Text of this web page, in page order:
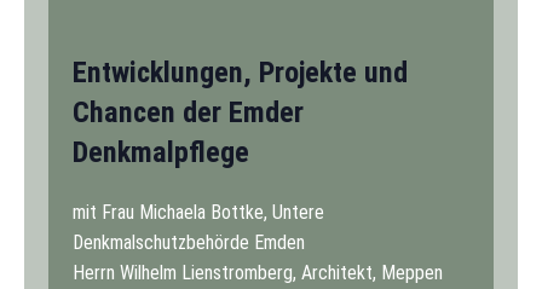
Entwicklungen, Projekte und
Chancen der Emder
Denkmalpflege
mit Frau Michaela Bottke, Untere
Denkmalschutzbehörde Emden
Herrn Wilhelm Lienstromberg, Architekt, Meppen